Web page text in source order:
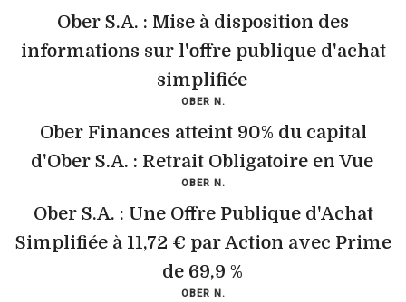
Ober S.A. : Mise à disposition des
informations sur l'offre publique d'achat
simplifiée
OBER N.
Ober Finances atteint 90% du capital
d'Ober S.A. : Retrait Obligatoire en Vue
OBER N.
Ober S.A. : Une Offre Publique d'Achat
Simplifiée à 11,72 € par Action avec Prime
de 69,9 %
OBER N.